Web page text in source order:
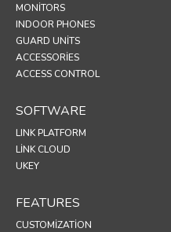
MONITORS
INDOOR PHONES
GUARD UNITS
ACCESSORIES
ACCESS CONTROL
SOFTWARE
LINK PLATFORM
LINK CLOUD
UKEY
FEATURES
CUSTOMIZATION